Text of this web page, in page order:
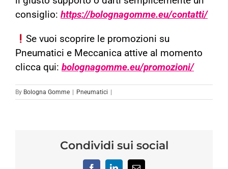
consiglio: https://bolognagomme.eu/contatti/
Se vuoi scoprire le promozioni su
Pneumatici e Meccanica attive al momento
clicca qui: bolognagomme.eu/promozioni/
By Bologna Gomme Pneumatici
Condividi sui social